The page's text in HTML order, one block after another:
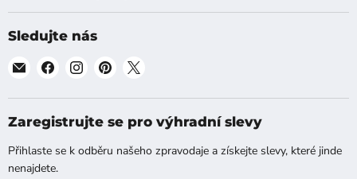
Sledujte nás
Najděte
na
[email]
Najděte
na
Facebook
Najděte
na
Instagram
Najděte
na
Pinterest
na
X
Zaregistrujte se pro výhradní slevy
Přihlaste se k odběru našeho zpravodaje a získejte slevy, které jinde
nenajdete.